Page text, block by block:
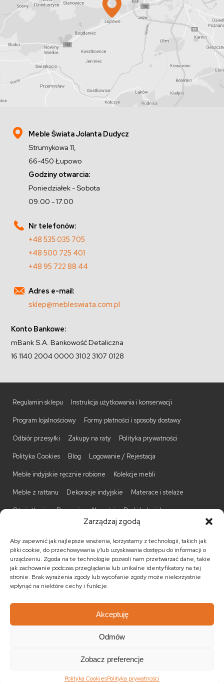
Zarządzaj zgodą
Aby zapewnić jak najlepsze wrażenia, korzystamy z technologii, takich jak
pliki cookie, do przechowywania i/lub uzyskiwania dostępu do informacji o
urządzeniu. Zgoda na te technologie pozwoli nam przetwarzać dane, takie
jak zachowanie podczas przeglądania lub unikalne identyfikatory na tej
stronie. Brak wyrażenia zgody lub wycofanie zgody może niekorzystnie
wpłynąć na niektóre cechy i funkcje.
Akceptuję
Odmów
Zobacz preferencje
Polityka CookiesPolityka prywatności
Meble Świata Jolanta Dudycz
Strumykowa 11,
66-450 Łupowo
Godziny otwarcia:
Poniedziałek - Sobota
09.00 - 17.00
Nr telefonów:
+48 535 035 705
+48 500 725 401
+48 95 722 88 44
Adres e-mail:
sklep@mebleswiata.com.pl
Konto Bankowe:
mBank S.A. Bankowość Detaliczna
16 1140 2004 0000 3102 3107 0128
Regulamin sklepu Instrukcja użytkowania i konserwacji
Program lojalnościowy Formy płatności i sposoby dostawy
Odbiór przesyłki Zakupy na raty Polityka prywatności
Polityka Cookies Blog Logowanie / Rejestacja
Meble indyjskie ręcznie robione Kolekcje mebli
Meble z rattanu Dekoracje indyjskie Materace i stelaże
Oświetlenie Promocje Nowości Barki kolonialne
Komody kolonialne Krzesła kolonialne
Kufry indyjskie Ławki kolonialne Łóżka kolonialne
Parawany kolonialne Półki kolonialne Regały kolonialne
Stojaki na CD Stoliki kawowe Stoliki nocne
MEBLE ŚWIATA
KULIKOWSKI-IT.pl Strony internetowe Szczecin